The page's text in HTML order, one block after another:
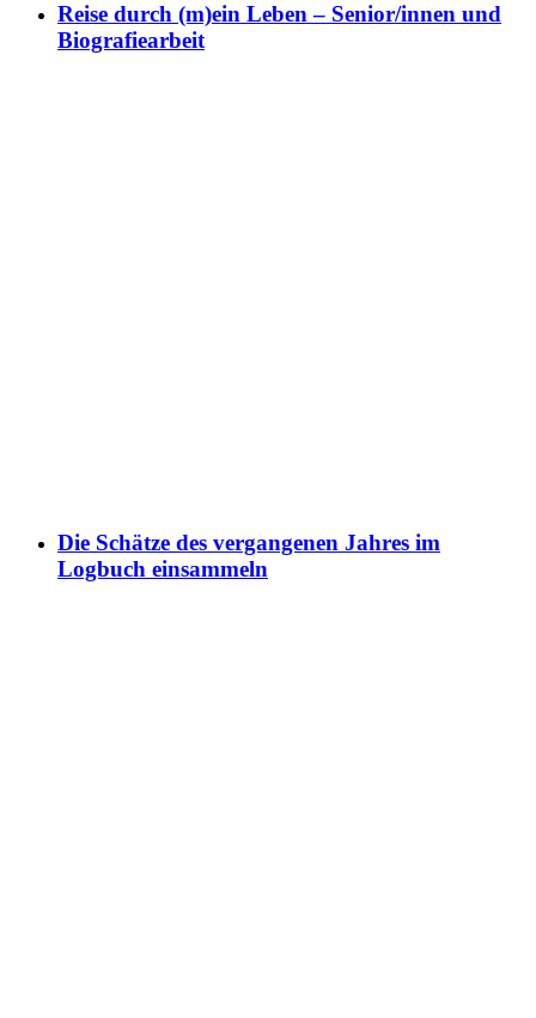
Reise durch (m)ein Leben – Senior/innen und
Biografiearbeit
Die Schätze des vergangenen Jahres im
Logbuch einsammeln